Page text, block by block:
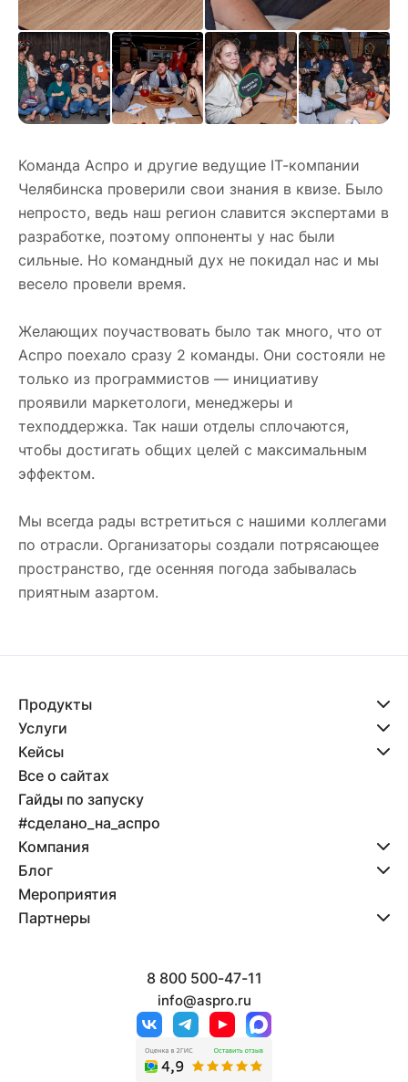
Команда Аспро и другие ведущие IT-компании
Челябинска проверили свои знания в квизе. Было
непросто, ведь наш регион славится экспертами в
разработке, поэтому оппоненты у нас были
сильные. Но командный дух не покидал нас и мы
весело провели время.
Желающих поучаствовать было так много, что от
Аспро поехало сразу 2 команды. Они состояли не
только из программистов — инициативу
проявили маркетологи, менеджеры и
техподдержка. Так наши отделы сплочаются,
чтобы достигать общих целей с максимальным
эффектом.
Мы всегда рады встретиться с нашими коллегами
по отрасли. Организаторы создали потрясающее
пространство, где осенняя погода забывалась
приятным азартом.
Продукты
Услуги
Кейсы
Все о сайтах
Гайды по запуску
#сделано_на_аспро
Компания
Блог
Мероприятия
Партнеры
8 800 500-47-11
info@aspro.ru